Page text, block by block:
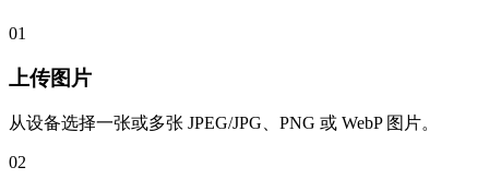
01
上传图片
从设备选择一张或多张 JPEG/JPG、PNG 或 WebP 图片。
02